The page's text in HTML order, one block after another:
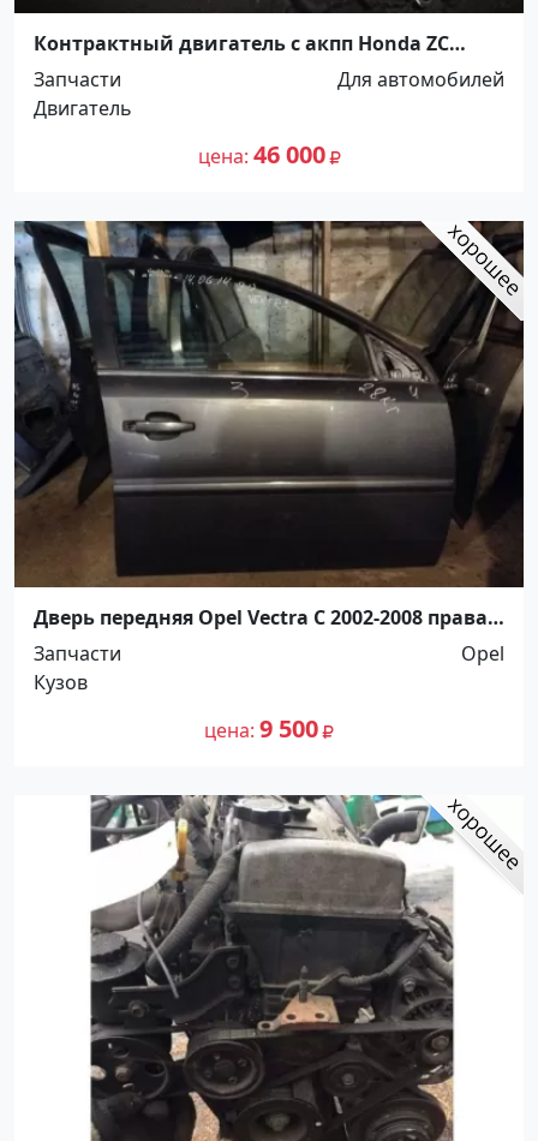
Контрактный двигатель с акпп Honda ZC
Краснодар
Запчасти
Для автомобилей
Двигатель
цена 46 000
Дверь передняя Opel Vectra C 2002-2008 правая
Краснодар
Запчасти
Opel
Кузов
цена 9 500